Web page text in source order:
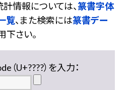
情報については、篆書字体
覧、また検索には篆書デー
下さい。
U+????）を入力：